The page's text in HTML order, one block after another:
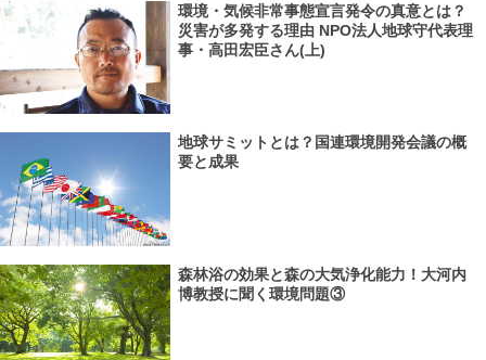
環境・気候非常事態宣言発令の真意とは？
災害が多発する理由 NPO法人地球守代表理
事・高田宏臣さん(上)
地球サミットとは？国連環境開発会議の概
要と成果
森林浴の効果と森の大気浄化能力！大河内
博教授に聞く環境問題③